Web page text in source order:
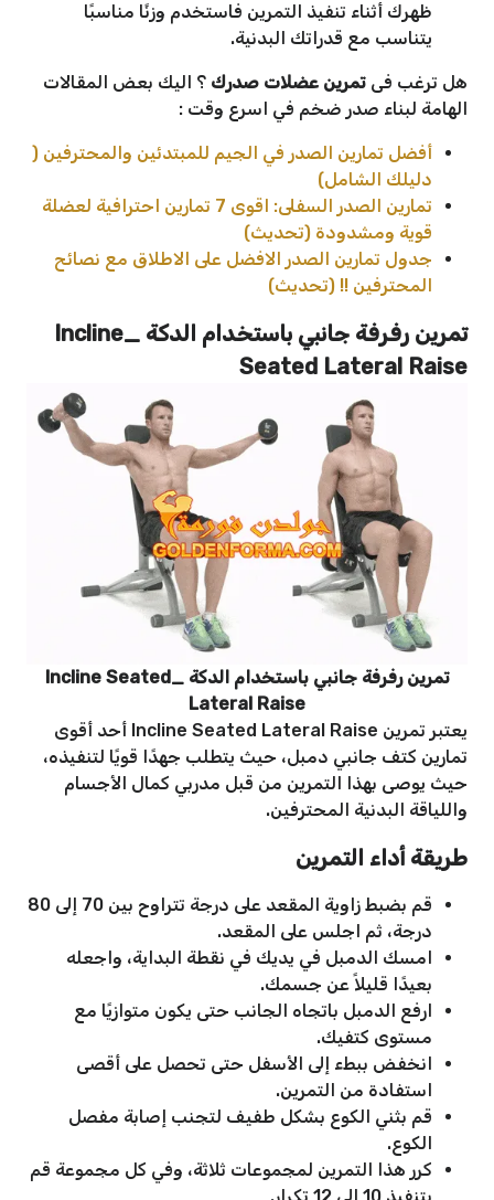
ظهرك أثناء تنفيذ التمرين فاستخدم وزنًا مناسبًا
يتناسب مع قدراتك البدنية.
هل ترغب فى تمرين عضلات صدرك ؟ اليك بعض المقالات
الهامة لبناء صدر ضخم في اسرع وقت :
أفضل تمارين الصدر في الجيم للمبتدئين والمحترفين (
دليلك الشامل)
تمارين الصدر السفلى: اقوى 7 تمارين احترافية لعضلة
قوية ومشدودة (تحديث)
جدول تمارين الصدر الافضل على الاطلاق مع نصائح
المحترفين !! (تحديث)
تمرين رفرفة جانبي باستخدام الدكة _Incline
Seated Lateral Raise
تمرين رفرفة جانبي باستخدام الدكة _Incline Seated
Lateral Raise
يعتبر تمرين Incline Seated Lateral Raise
أحد أقوى
تمارين كتف جانبي دمبل، حيث يتطلب جهدًا قويًا لتنفيذه،
حيث يوصى بهذا التمرين من قبل مدربي كمال الأجسام
واللياقة البدنية المحترفين.
طريقة أداء التمرين
قم بضبط زاوية المقعد على درجة تتراوح بين 70 إلى 80
درجة، ثم اجلس على المقعد.
امسك الدمبل في يديك في نقطة البداية، واجعله
بعيدًا قليلاً عن جسمك.
ارفع الدمبل باتجاه الجانب حتى يكون متوازيًا مع
مستوى كتفيك.
انخفض ببطء إلى الأسفل حتى تحصل على أقصى
استفادة من التمرين.
قم بثني الكوع بشكل طفيف لتجنب إصابة مفصل
الكوع.
كرر هذا التمرين لمجموعات ثلاثة، وفي كل مجموعة قم